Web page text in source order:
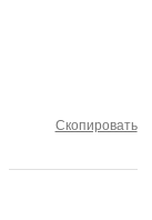
Скопировать